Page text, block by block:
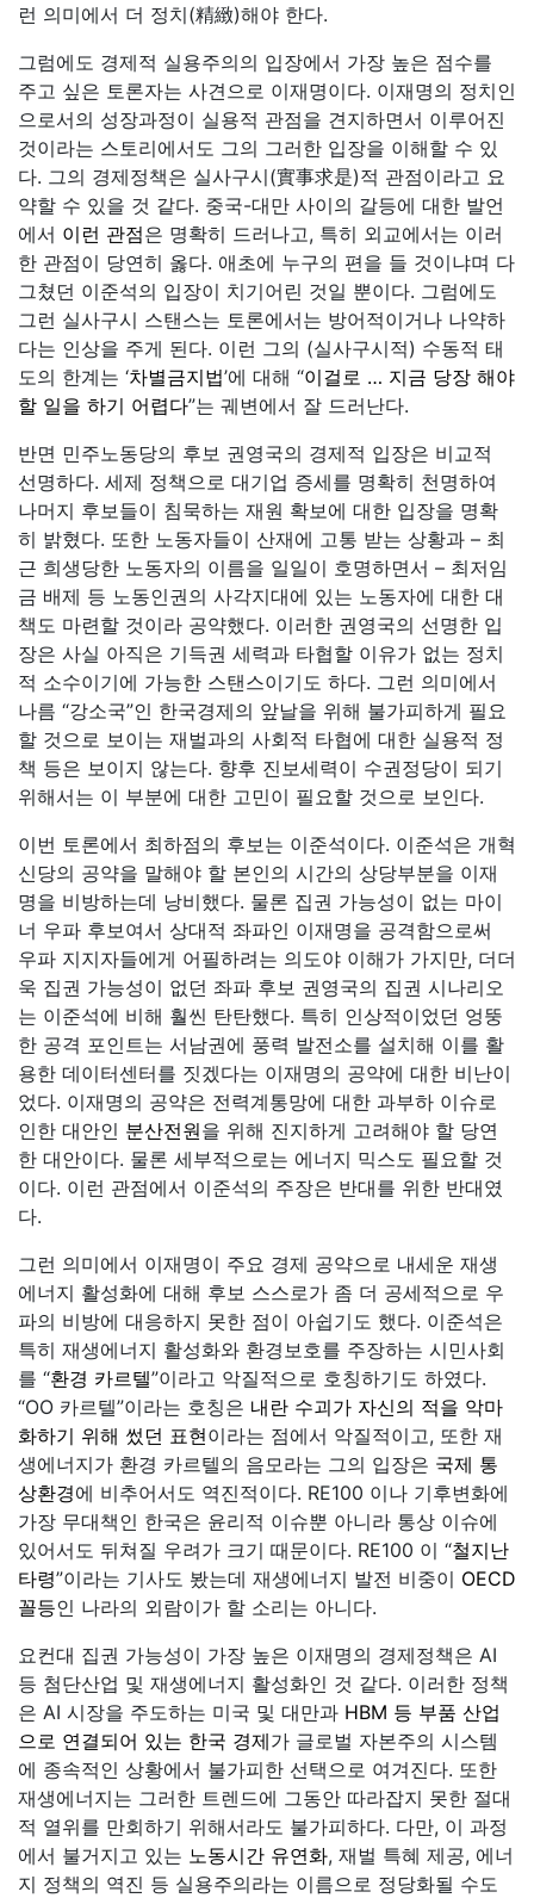
런 의미에서 더 정치(精緻)해야 한다.
그럼에도 경제적 실용주의의 입장에서 가장 높은 점수를
주고 싶은 토론자는 사견으로 이재명이다. 이재명의 정치인
으로서의 성장과정이 실용적 관점을 견지하면서 이루어진
것이라는 스토리에서도 그의 그러한 입장을 이해할 수 있
다. 그의 경제정책은 실사구시(實事求是)적 관점이라고 요
약할 수 있을 것 같다. 중국-대만 사이의 갈등에 대한 발언
에서 이런 관점은 명확히 드러나고, 특히 외교에서는 이러
한 관점이 당연히 옳다. 애초에 누구의 편을 들 것이냐며 다
그쳤던 이준석의 입장이 치기어린 것일 뿐이다. 그럼에도
그런 실사구시 스탠스는 토론에서는 방어적이거나 나약하
다는 인상을 주게 된다. 이런 그의 (실사구시적) 수동적 태
도의 한계는 ‘차별금지법’에 대해 “이걸로 … 지금 당장 해야
할 일을 하기 어렵다”는 궤변에서 잘 드러난다.
반면 민주노동당의 후보 권영국의 경제적 입장은 비교적
선명하다. 세제 정책으로 대기업 증세를 명확히 천명하여
나머지 후보들이 침묵하는 재원 확보에 대한 입장을 명확
히 밝혔다. 또한 노동자들이 산재에 고통 받는 상황과 – 최
근 희생당한 노동자의 이름을 일일이 호명하면서 – 최저임
금 배제 등 노동인권의 사각지대에 있는 노동자에 대한 대
책도 마련할 것이라 공약했다. 이러한 권영국의 선명한 입
장은 사실 아직은 기득권 세력과 타협할 이유가 없는 정치
적 소수이기에 가능한 스탠스이기도 하다. 그런 의미에서
나름 “강소국”인 한국경제의 앞날을 위해 불가피하게 필요
할 것으로 보이는 재벌과의 사회적 타협에 대한 실용적 정
책 등은 보이지 않는다. 향후 진보세력이 수권정당이 되기
위해서는 이 부분에 대한 고민이 필요할 것으로 보인다.
이번 토론에서 최하점의 후보는 이준석이다. 이준석은 개혁
신당의 공약을 말해야 할 본인의 시간의 상당부분을 이재
명을 비방하는데 낭비했다. 물론 집권 가능성이 없는 마이
너 우파 후보여서 상대적 좌파인 이재명을 공격함으로써
우파 지지자들에게 어필하려는 의도야 이해가 가지만, 더더
욱 집권 가능성이 없던 좌파 후보 권영국의 집권 시나리오
는 이준석에 비해 훨씬 탄탄했다. 특히 인상적이었던 엉뚱
한 공격 포인트는 서남권에 풍력 발전소를 설치해 이를 활
용한 데이터센터를 짓겠다는 이재명의 공약에 대한 비난이
었다. 이재명의 공약은 전력계통망에 대한 과부하 이슈로
인한 대안인 분산전원을 위해 진지하게 고려해야 할 당연
한 대안이다. 물론 세부적으로는 에너지 믹스도 필요할 것
이다. 이런 관점에서 이준석의 주장은 반대를 위한 반대였
다.
그런 의미에서 이재명이 주요 경제 공약으로 내세운 재생
에너지 활성화에 대해 후보 스스로가 좀 더 공세적으로 우
파의 비방에 대응하지 못한 점이 아쉽기도 했다. 이준석은
특히 재생에너지 활성화와 환경보호를 주장하는 시민사회
를 “환경 카르텔”이라고 악질적으로 호칭하기도 하였다.
“OO 카르텔”이라는 호칭은 내란 수괴가 자신의 적을 악마
화하기 위해 썼던 표현이라는 점에서 악질적이고, 또한 재
생에너지가 환경 카르텔의 음모라는 그의 입장은 국제 통
상환경에 비추어서도 역진적이다. RE100 이나 기후변화에
가장 무대책인 한국은 윤리적 이슈뿐 아니라 통상 이슈에
있어서도 뒤쳐질 우려가 크기 때문이다. RE100 이 “철지난
타령”이라는 기사도 봤는데 재생에너지 발전 비중이 OECD
꼴등인 나라의 외람이가 할 소리는 아니다.
요컨대 집권 가능성이 가장 높은 이재명의 경제정책은 AI
등 첨단산업 및 재생에너지 활성화인 것 같다. 이러한 정책
은 AI 시장을 주도하는 미국 및 대만과 HBM 등 부품 산업
으로 연결되어 있는 한국 경제가 글로벌 자본주의 시스템
에 종속적인 상황에서 불가피한 선택으로 여겨진다. 또한
재생에너지는 그러한 트렌드에 그동안 따라잡지 못한 절대
적 열위를 만회하기 위해서라도 불가피하다. 다만, 이 과정
에서 불거지고 있는 노동시간 유연화, 재벌 특혜 제공, 에너
지 정책의 역진 등 실용주의라는 이름으로 정당화될 수도